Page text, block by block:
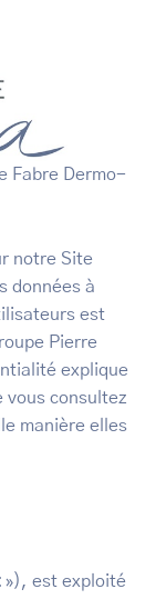
Fabre Dermo-
notre Site
données à
est
Pierre
explique
vous consultez
manière elles
»), est exploité